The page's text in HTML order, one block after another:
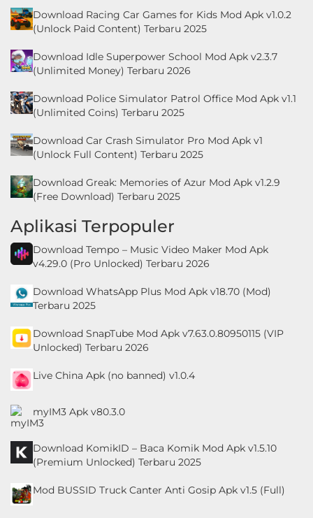
Download Racing Car Games for Kids Mod Apk v1.0.2
(Unlock Paid Content) Terbaru 2025
Download Idle Superpower School Mod Apk v2.3.7
(Unlimited Money) Terbaru 2026
Download Police Simulator Patrol Office Mod Apk v1.1
(Unlimited Coins) Terbaru 2025
Download Car Crash Simulator Pro Mod Apk v1
(Unlock Full Content) Terbaru 2025
Download Greak: Memories of Azur Mod Apk v1.2.9
(Free Download) Terbaru 2025
Aplikasi Terpopuler
Download Tempo – Music Video Maker Mod Apk
v4.29.0 (Pro Unlocked) Terbaru 2026
Download WhatsApp Plus Mod Apk v18.70 (Mod)
Terbaru 2025
Download SnapTube Mod Apk v7.63.0.80950115 (VIP
Unlocked) Terbaru 2026
Live China Apk (no banned) v1.0.4
myIM3 Apk v80.3.0
Download KomikID – Baca Komik Mod Apk v1.5.10
(Premium Unlocked) Terbaru 2025
Mod BUSSID Truck Canter Anti Gosip Apk v1.5 (Full)